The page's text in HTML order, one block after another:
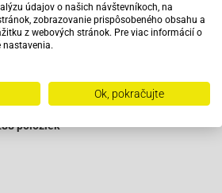
do 12:00 tovar zajtra u vás
položiek
údajov o našich návštevníkoch, na
zobrazovanie prispôsobeného obsahu a
z webových stránok. Pre viac informácií o
nastavenia.
Ok, pokračujte